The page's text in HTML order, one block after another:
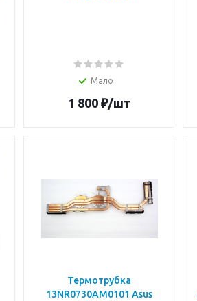
Мало
1 800₽/шт
Термотрубка
13NR0730AM0101 Asus